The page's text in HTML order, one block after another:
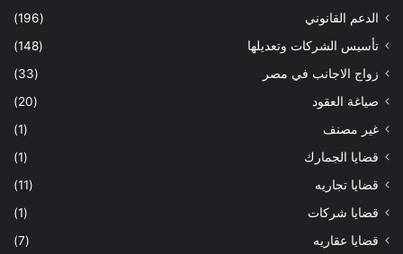
الدعم القانوني
(196)
تأسيس الشركات وتعديلها
(148)
زواج الاجانب في مصر
(33)
صياغة العقود
(20)
غير مصنف
(1)
قضايا الجمارك
(1)
قضايا تجاريه
(11)
قضايا شركات
(1)
قضايا عقاريه
(7)